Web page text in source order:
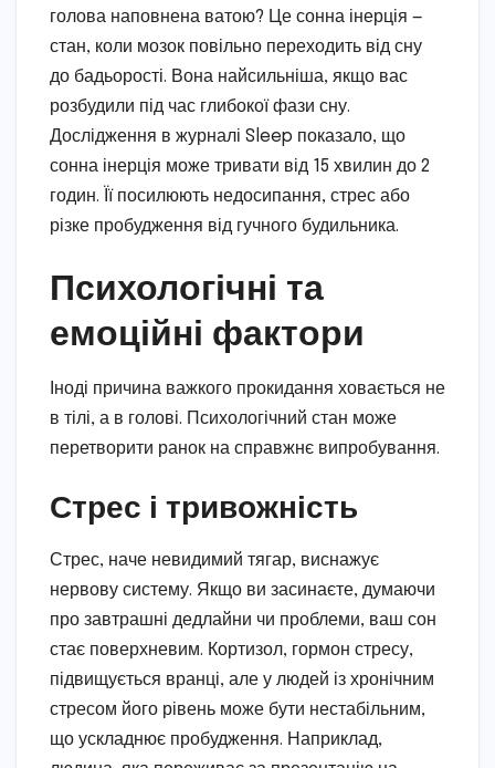
голова наповнена ватою? Це сонна інерція —
стан, коли мозок повільно переходить від сну
до бадьорості. Вона найсильніша, якщо вас
розбудили під час глибокої фази сну.
Дослідження в журналі Sleep показало, що
сонна інерція може тривати від 15 хвилин до 2
годин. Її посилюють недосипання, стрес або
різке пробудження від гучного будильника.
Психологічні та
емоційні фактори
Іноді причина важкого прокидання ховається не
в тілі, а в голові. Психологічний стан може
перетворити ранок на справжнє випробування.
Стрес і тривожність
Стрес, наче невидимий тягар, виснажує
нервову систему. Якщо ви засинаєте, думаючи
про завтрашні дедлайни чи проблеми, ваш сон
стає поверхневим. Кортизол, гормон стресу,
підвищується вранці, але у людей із хронічним
стресом його рівень може бути нестабільним,
що ускладнює пробудження. Наприклад,